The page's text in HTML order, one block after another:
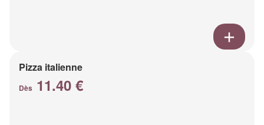
Pizza italienne
Dès 11.40 €